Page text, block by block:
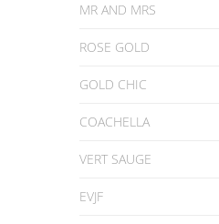
MR AND MRS
ROSE GOLD
GOLD CHIC
COACHELLA
VERT SAUGE
EVJF